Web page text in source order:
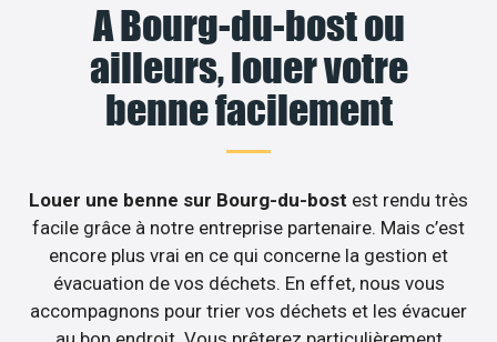
A Bourg-du-bost ou
ailleurs, louer votre
benne facilement
Louer une benne sur Bourg-du-bost est rendu très
facile grâce à notre entreprise partenaire. Mais c’est
encore plus vrai en ce qui concerne la gestion et
évacuation de vos déchets. En effet, nous vous
accompagnons pour trier vos déchets et les évacuer